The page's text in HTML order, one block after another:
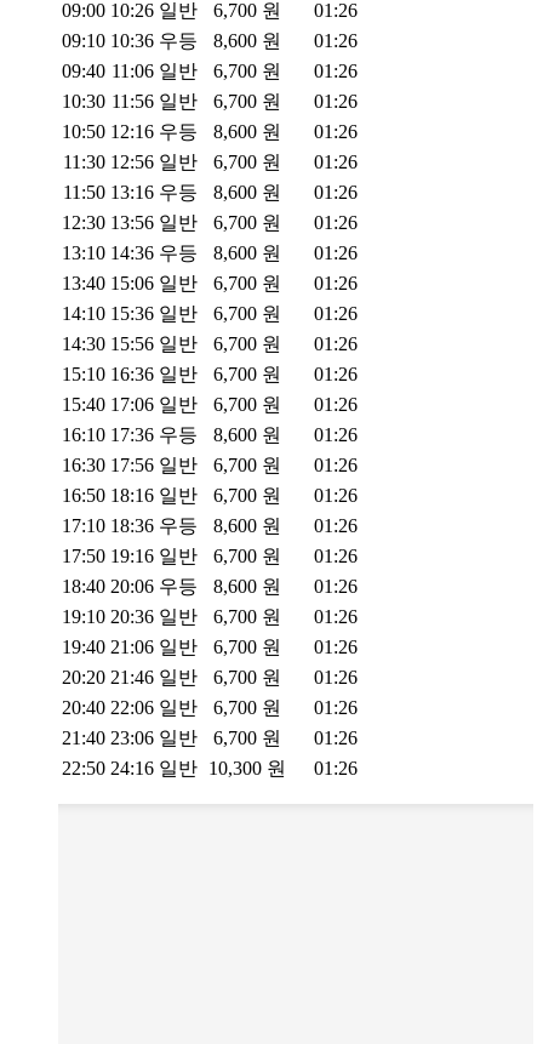
09:00 10:26 일반 6,700 원
01:26
09:10 10:36 우등 8,600 원
01:26
09:40 11:06 일반 6,700 원
01:26
10:30 11:56 일반 6,700 원
01:26
10:50 12:16 우등 8,600 원
01:26
11:30 12:56 일반 6,700 원
01:26
11:50 13:16 우등 8,600 원
01:26
12:30 13:56 일반 6,700 원
01:26
13:10 14:36 우등 8,600 원
01:26
13:40 15:06 일반 6,700 원
01:26
14:10 15:36 일반 6,700 원
01:26
14:30 15:56 일반 6,700 원
01:26
15:10 16:36 일반 6,700 원
01:26
15:40 17:06 일반 6,700 원
01:26
16:10 17:36 우등 8,600 원
01:26
16:30 17:56 일반 6,700 원
01:26
16:50 18:16 일반 6,700 원
01:26
17:10 18:36 우등 8,600 원
01:26
17:50 19:16 일반 6,700 원
01:26
18:40 20:06 우등 8,600 원
01:26
19:10 20:36 일반 6,700 원
01:26
19:40 21:06 일반 6,700 원
01:26
20:20 21:46 일반 6,700 원
01:26
20:40 22:06 일반 6,700 원
01:26
21:40 23:06 일반 6,700 원
01:26
22:50 24:16 일반 10,300 원 01:26